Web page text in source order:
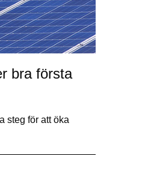
bra första
steg för att öka